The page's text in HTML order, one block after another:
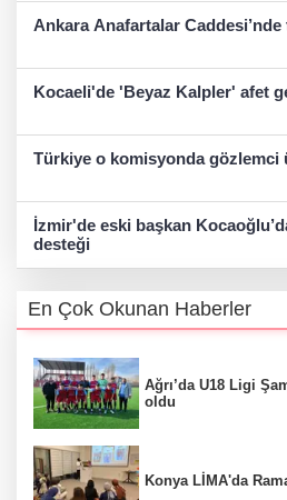
Ankara Anafartalar
Kocaeli'de 'Beyaz Kalpler' afet
Türkiye o komisyonda gözlemci
İzmir'de eski başkan
desteği
En Çok Okunan Haberler
Ağrı’da U18 Ligi
oldu
Konya LİMA'da